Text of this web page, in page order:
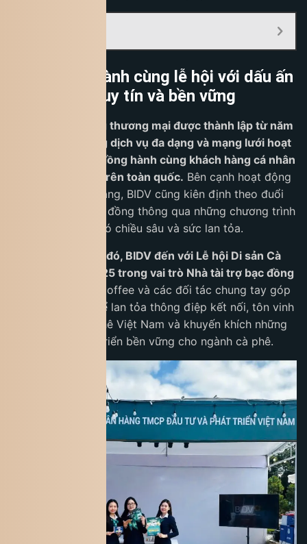
BIDV đồng hành cùng lễ hội với dấu ấn
thương hiệu uy tín và bền vững
BIDV là ngân hàng thương mại được thành lập từ năm
1957, với hệ thống dịch vụ đa dạng và mạng lưới hoạt
động rộng khắp, đồng hành cùng khách hàng cá nhân
và doanh nghiệp trên toàn quốc. Bên cạnh hoạt động
tài chính – ngân hàng, BIDV cũng kiên định theo đuổi
các giá trị vì cộng đồng thông qua những chương trình
văn hóa – xã hội có chiều sâu và sức lan tỏa.
Tiếp nối tinh thần đó, BIDV đến với Lễ hội Di sản Cà
phê Toàn Cầu 2025 trong vai trò Nhà tài trợ bạc đồng
, cùng King Coffee và các đối tác chung tay góp
thêm nguồn lực để lan tỏa thông điệp kết nối, tôn vinh
giá trị di sản cà phê Việt Nam và khuyến khích những
định hướng phát triển bền vững cho ngành cà phê.